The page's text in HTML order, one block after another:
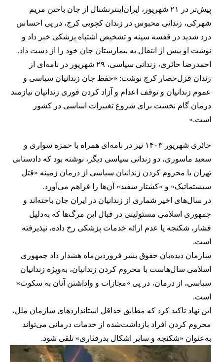
پیش‌تر در ۲۱ شهریور، ایران‌اینترنشنال از جان‌ باختن مریم
شهرکی، زندانی محبوس در زندان کچویی کرج، در پی احساس
درد شدید در قفسه سینه و تشخیص اشتباه پزشکی خبر داد و
نوشت او پیش از انتقال به بیمارستان جان خود را از دست داد.
احمدرضا حائری، زندانی سیاسی، ۲۹ شهریور در نامه‌ای از
زندان قزل‌حصار کرج نوشت: «حفظ جان زندانیان سیاسى و
عموم زندانیان و توقف اعدام و آزاد کردن فوری زندانیان نیازمند
درمان گام نخست برای شروع تغییرات اساسی در کشور
است.»
حائری شهریور ۱۴۰۳ نیز در نامه‌ای همراه با حمزه سواری و
سعید ماسوری، دو زندانی سیاسی دیگر، نوشته بود که دادستانی
تهران با محروم کردن زندانیان سیاسی از درمان زمینه «قتل
سیستماتیک» و «کشتار سفید» آن‌ها را فراهم می‌آورد.
در سال‌های اخیر شماری از زندانیان در ایران جان باخته‌اند و
جمهوری اسلامی مسئولیتی در قبال این مرگ‌ها که به‌دلیل
فشار، شکنجه یا عدم ارائه خدمات پزشکی رخ داده، نپذیرفته
است.
سازمان دیده‌بان حقوق بشر فروردین‌ماه هشدار داد جمهوری
اسلامی سال‌هاست با محروم‌ کردن زندانیان، به‌ویژه زندانیان
سیاسی، از درمان، در پی «مجازات و واداشتن آنان به سکوت»
است.
این نهاد تاکید کرد که مطابق حداقل استانداردهای سازمان ملل،
محروم کردن افراد بازداشت‌شده از خدمات درمانی می‌تواند
به‌عنوان «شکنجه و سایر اشکال بدرفتاری» تلقی شود.